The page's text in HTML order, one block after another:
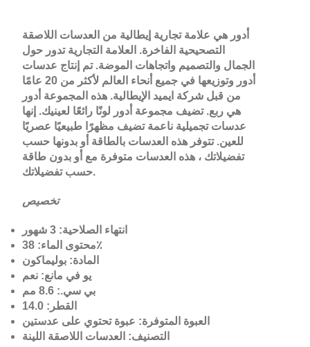
أدور هي علامة تجارية إيطالية من العدسات اللاصقة
التصحيحية الفاخرة. العلامة التجارية تدور حول
الجمال والتصميم واتجاهات الموضة. تم إنتاج عدسات
أدور وتوزيعها في جميع أنحاء العالم لأكثر من 20 عامًا
من قبل شركة ايميد الإيطالية. هذه المجموعة أدور
هي ربع. تضيف مجموعة أدور لونًا رائعًا لعينيك. إنها
عدسات تجميلية ناعمة تضيف مظهرًا طبيعيًا عصريًا
للعين. تتوفر هذه العدسات بالطاقة أو بدونها حسب
تفضيلاتك ، هذه العدسات متوفرة مع أو بدون طاقة
حسب تفضيلاتك.
تخصيص
انتهاء الصلاحية: 3 شهور
محتوى الماء: 38٪
المادة: بوليماكون
يو في مانع: نعم
بي سي.: 8.6 مم
القطر: 14.0
العبوة المتوفرة: عبوة تحتوي على عدستين
التصنيف: العدسات اللاصقة اللينة